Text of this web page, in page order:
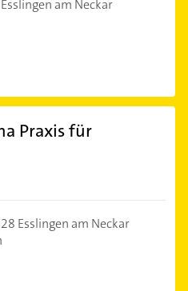
am Neckar
Praxis für
Esslingen am Neckar